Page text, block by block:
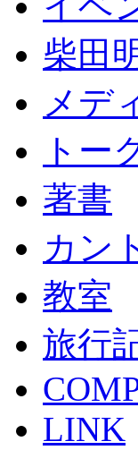
柴田
メデ
トー
著書
カン
教室
旅行
LINK